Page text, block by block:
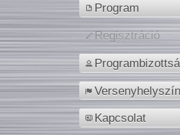
Program
Regisztráció
Versenyhelyszín
Kapcsolat